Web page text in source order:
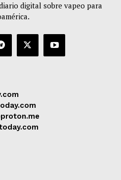
digital sobre vapeo para